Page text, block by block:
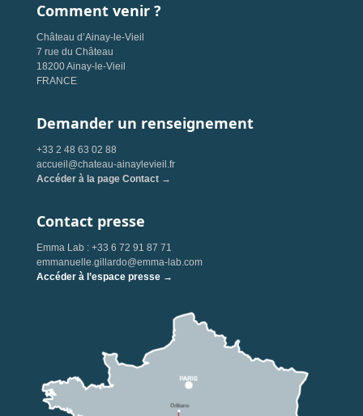
Comment venir ?
Château d’Ainay-le-Vieil
7 rue du Château
18200 Ainay-le-Vieil
FRANCE
Demander un renseignement
+33 2 48 63 02 88
accueil@chateau-ainaylevieil.fr
Accéder à la page Contact →
Contact presse
Emma Lab : +33 6 72 91 87 71
emmanuelle.gillardo@emma-lab.com
Accéder à l’espace presse →